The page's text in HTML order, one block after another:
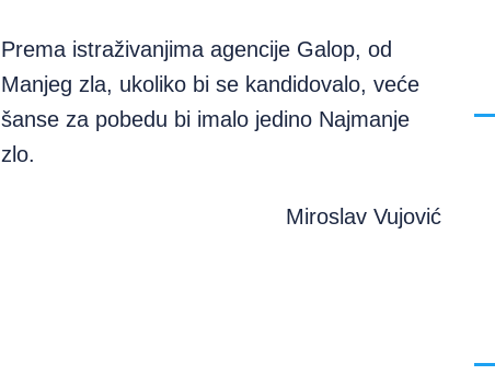
Prema istraživanjima agencije Galop, od
Manjeg zla, ukoliko bi se kandidovalo, veće
šanse za pobedu bi imalo jedino Najmanje
zlo.
Miroslav Vujović